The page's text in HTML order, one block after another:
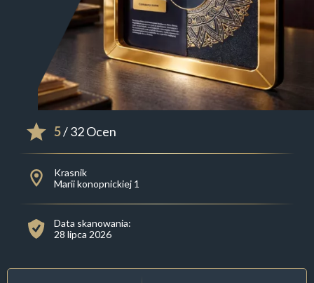
5/ 32 Ocen
Krasnik
Marii konopnickiej 1
Data skanowania:
28 lipca 2026